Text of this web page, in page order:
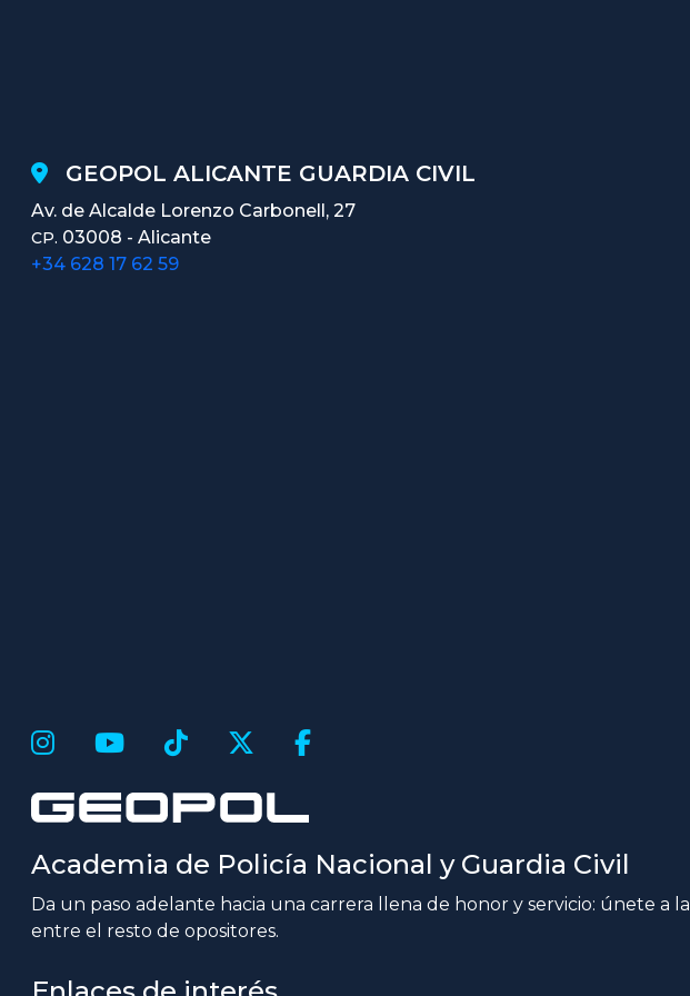
GEOPOL ALICANTE GUARDIA CIVIL
Av. de Alcalde Lorenzo Carbonell, 27
CP. 03008 - Alicante
+34 628 17 62 59
Academia de Policía Nacional y Guardia Civil
Da un paso adelante hacia una carrera llena de honor y servicio: únete a la
entre el resto de opositores.